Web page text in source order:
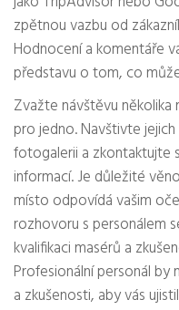
zpětnou vazbu od
Hodnocení a komentáře
představu o tom, co
Zvažte návštěvu
pro jedno. Navštivte
fotogalerii a zkontaktujte
informací. Je důležité
místo odpovídá vašim
rozhovoru s personálem
kvalifikaci masérů a
Profesionální personál
a zkušenosti, aby vás